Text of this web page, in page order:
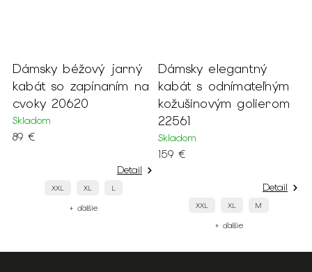
Dámsky béžový jarný
kabát so zapínaním na
cvoky 20620
Skladom
89 €
Detail
XXL XL L
+ ďalšie
Dámsky elegantný
kabát s odnímateľným
kožušinovým golierom
22561
Skladom
159 €
Detail
XXL XL M
+ ďalšie